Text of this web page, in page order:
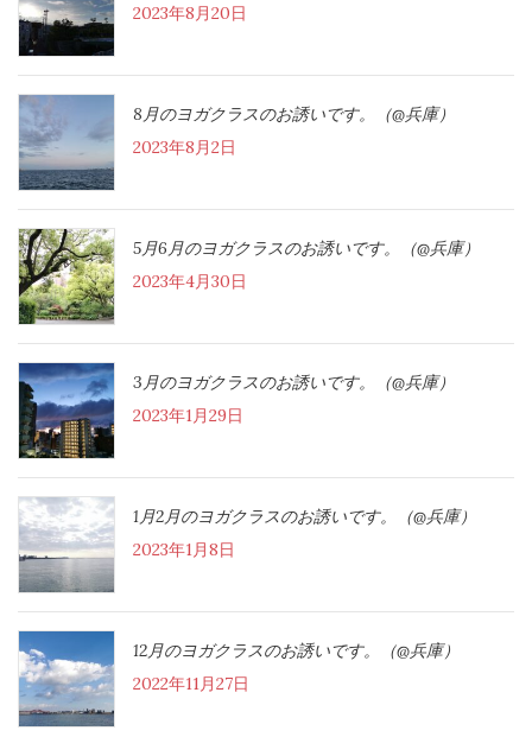
2023年8月20日
8月のヨガクラスのお誘いです。（@兵庫）
2023年8月2日
5月6月のヨガクラスのお誘いです。（@兵庫）
2023年4月30日
3月のヨガクラスのお誘いです。（@兵庫）
2023年1月29日
1月2月のヨガクラスのお誘いです。（@兵庫）
2023年1月8日
12月のヨガクラスのお誘いです。（@兵庫）
2022年11月27日